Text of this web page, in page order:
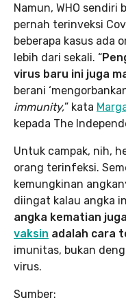
Namun, WHO sendiri
pernah terinveksi
beberapa kasus ada
lebih dari sekali. “
virus baru ini juga
berani
immunity,” kata
kepada The
Untuk campak, nih,
orang terinfeksi.
kemungkinan
diingat kalau angka
angka kematian
vaksin adalah cara
imunitas, bukan
virus.
Sumber: